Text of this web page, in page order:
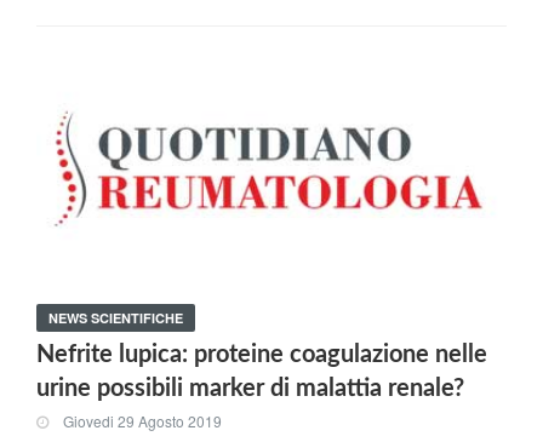
NEWS SCIENTIFICHE
Nefrite lupica: proteine coagulazione nelle
urine possibili marker di malattia renale?
Giovedi 29 Agosto 2019